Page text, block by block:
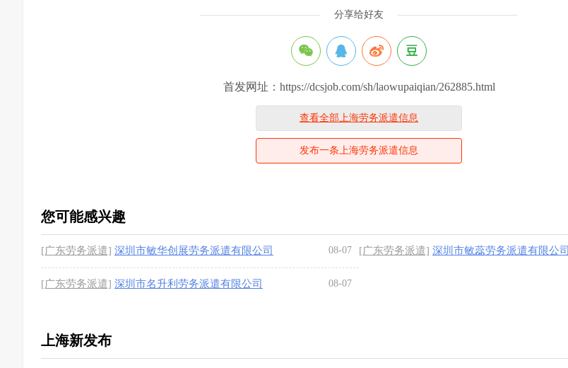
分享给好友
首发网址：https://dcsjob.com/sh/laowupaiqian/262885.html
查看全部上海劳务派遣信息
发布一条上海劳务派遣信息
您可能感兴趣
[广东劳务派遣] 深圳市敏华创展劳务派遣有限公司 08-07 [广东劳务派遣] 深圳市敏蕊劳务派遣有限公司
[广东劳务派遣] 深圳市名升利劳务派遣有限公司 08-07
上海新发布